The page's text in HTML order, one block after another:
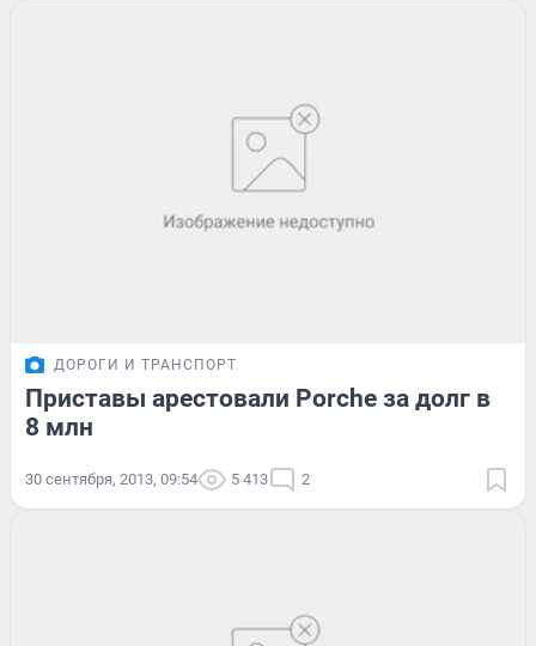
ДОРОГИ И ТРАНСПОРТ
Приставы арестовали Porche за долг в
8 млн
30 сентября, 2013, 09:54 5 413 2